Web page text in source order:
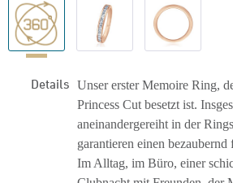
Details Unser erster Memoire Ring,
Princess Cut besetzt ist. I
aneinandergereiht in der
garantieren einen bezaubernd
Im Alltag, im Büro, einer